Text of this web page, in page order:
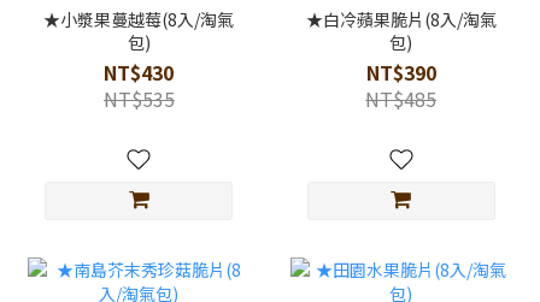
★小漿果蔓越莓(8入/淘氣
包)
NT$430
NT$535
★白冷蘋果脆片(8入/淘氣
包)
NT$390
NT$485